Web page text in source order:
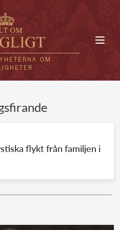
OM
flykt från familjen i